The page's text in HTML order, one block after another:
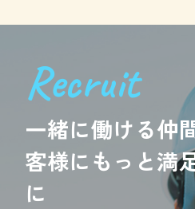
Recruit
一緒に働ける仲
客様にもっと満
に